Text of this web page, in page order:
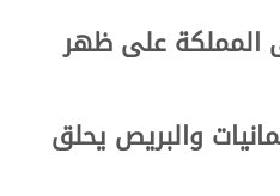
المملكة على ظهر
والبريص يحلق